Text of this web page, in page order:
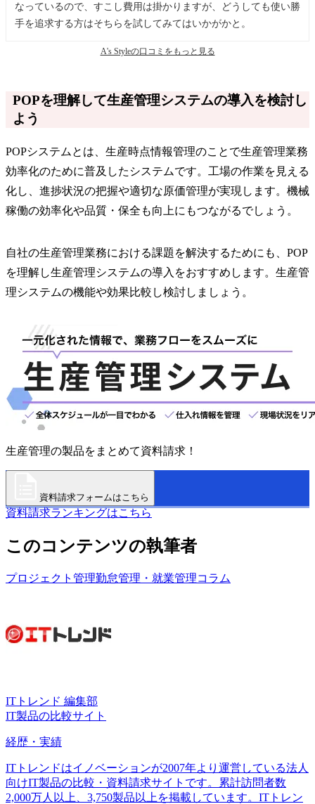
なっているので、すこし費用は掛かりますが、どうしても使い勝
手を追求する方はそちらを試してみてはいかがかと。
A's Styleの口コミをもっと見る
POPを理解して生産管理システムの導入を検討し
よう
POPシステムとは、生産時点情報管理のことで生産管理業務
効率化のために普及したシステムです。工場の作業を見える
化し、進捗状況の把握や適切な原価管理が実現します。機械
稼働の効率化や品質・保全も向上にもつながるでしょう。
自社の生産管理業務における課題を解決するためにも、POP
を理解し生産管理システムの導入をおすすめします。生産管
理システムの機能や効果比較し検討しましょう。
生産管理の製品をまとめて資料請求！
資料請求フォームはこちら
資料請求ランキングはこちら
このコンテンツの執筆者
プロジェクト管理勤怠管理・就業管理コラム
ITトレンド 編集部
IT製品の比較サイト
経歴・実績
ITトレンドはイノベーションが2007年より運営している法人
向けIT製品の比較・資料請求サイトです。累計訪問者数
2,000万人以上、3,750製品以上を掲載しています。ITトレン